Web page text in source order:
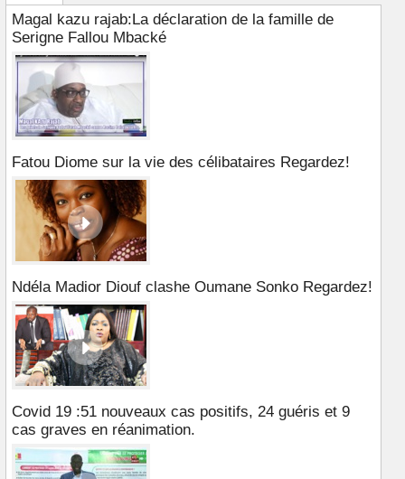
Magal kazu rajab:La déclaration de la famille de
Serigne Fallou Mbacké
Fatou Diome sur la vie des célibataires Regardez!
Ndéla Madior Diouf clashe Oumane Sonko Regardez!
Covid 19 :51 nouveaux cas positifs, 24 guéris et 9
cas graves en réanimation.